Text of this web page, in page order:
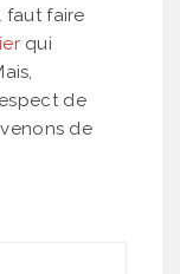
faut faire
qui
de
de